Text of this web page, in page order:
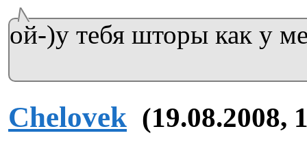
ой-)у тебя шторы как у
Chelovek (19.08.2008,